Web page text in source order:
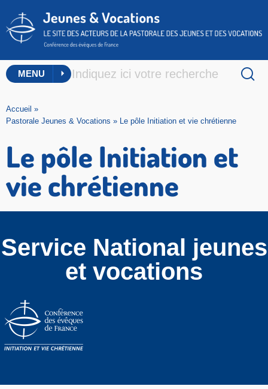
MENU
Accueil »
Pastorale Jeunes & Vocations » Le pôle Initiation et vie chrétienne
Le pôle Initiation et
vie chrétienne
Service National jeunes
et vocations